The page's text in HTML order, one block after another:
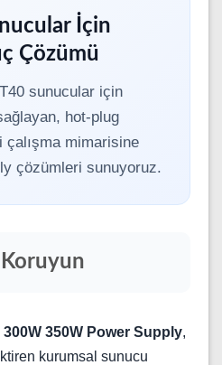
İçin
Çözümü
sunucular için
hot-plug
mimarisine
çözümleri sunuyoruz.
350W Power Supply,
kurumsal sunucu